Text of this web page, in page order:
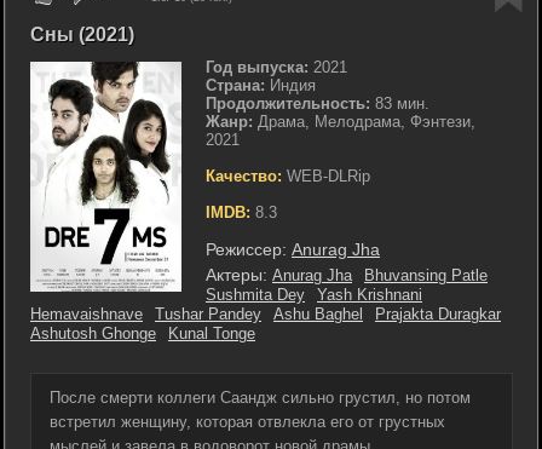
Сны (2021)
Год выпуска: 2021
Страна: Индия
Продолжительность: 83 мин.
Жанр: Драма, Мелодрама, Фэнтези,
2021
Качество: WEB-DLRip
IMDB: 8.3
Режиссер: Anurag Jha
Актеры: Anurag Jha
Bhuvansing Patle
Sushmita Dey
Yash Krishnani
Hemavaishnave
Tushar Pandey Ashu Baghel
Prajakta Duragkar
Ashutosh Ghonge
Kunal Tonge
После смерти коллеги Саандж сильно грустил, но потом
встретил женщину, которая отвлекла его от грустных